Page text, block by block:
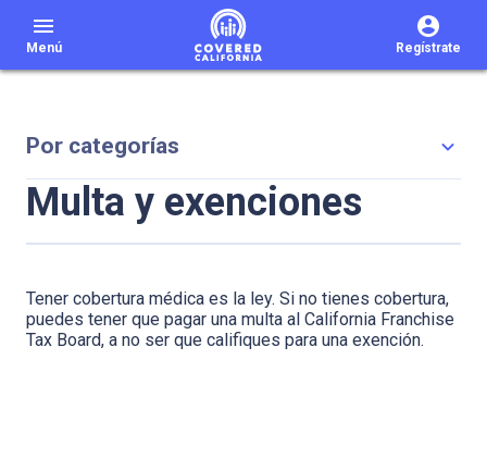
menu
Menú Regístrate
Por categorías
Multa y exenciones
Tener cobertura médica es la ley. Si no tienes cobertura,
puedes tener que pagar una multa al California Franchise
Tax Board, a no ser que califiques para una exención.